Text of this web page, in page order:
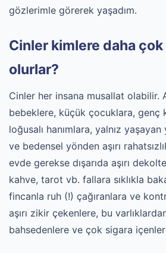
gözlerimle görerek yaşadım.
Cinler kimlere daha
olurlar?
Cinler her insana musallat olabilir.
bebeklere, küçük çocuklara, genç
loğusalı hanımlara, yalnız
ve bedensel yönden aşırı
evde gerekse dışarıda aşırı
kahve, tarot vb. fallara sıklıkla
fincanla ruh (!) çağıranlara ve
aşırı zikir çekenlere, bu
bahsedenlere ve çok sigara